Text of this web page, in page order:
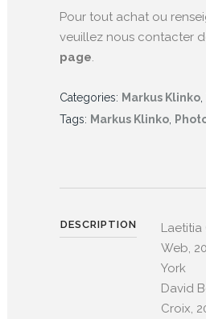
Pour tout achat ou
veuillez nous contacter
page.
Categories: Markus Klinko
Tags: Markus Klinko
DESCRIPTION
Laetitia
Web,
York
David
Croix,